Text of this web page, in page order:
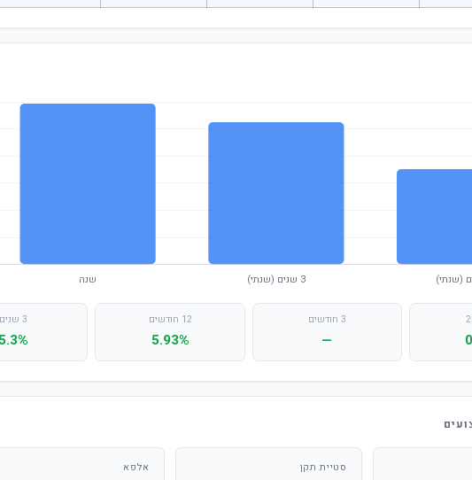
3 חודשים
—
12 חודשים
5.93%
3 שנים
סטיית תקן אלפא